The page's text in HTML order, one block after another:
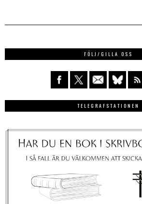
FÖLJ/GILLA OSS
TELEGRAFSTATIONEN